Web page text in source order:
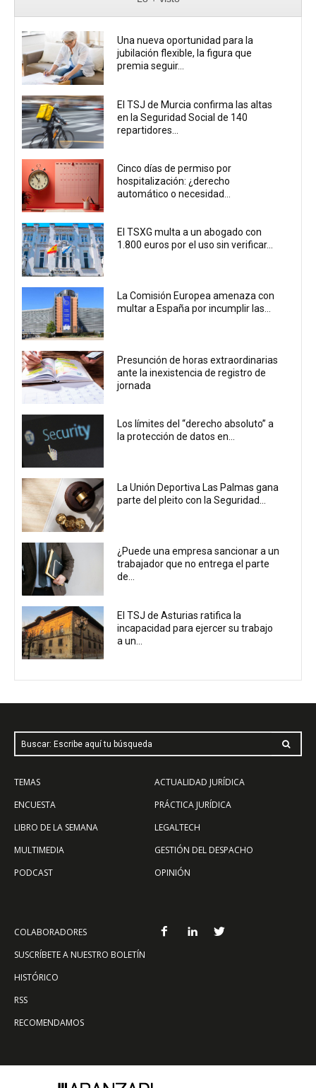
Una nueva oportunidad para la
jubilación flexible, la figura que
premia seguir...
El TSJ de Murcia confirma las altas
en la Seguridad Social de 140
repartidores...
Cinco días de permiso por
hospitalización: ¿derecho
automático o necesidad...
El TSXG multa a un abogado con
1.800 euros por el uso sin verificar...
La Comisión Europea amenaza con
multar a España por incumplir las...
Presunción de horas extraordinarias
ante la inexistencia de registro de
jornada
Los límites del “derecho absoluto” a
la protección de datos en...
La Unión Deportiva Las Palmas gana
parte del pleito con la Seguridad...
¿Puede una empresa sancionar a un
trabajador que no entrega el parte
de...
El TSJ de Asturias ratifica la
incapacidad para ejercer su trabajo
a un...
Buscar: Escribe aquí tu búsqueda
TEMAS
ENCUESTA
LIBRO DE LA SEMANA
MULTIMEDIA
PODCAST
ACTUALIDAD JURÍDICA
PRÁCTICA JURÍDICA
LEGALTECH
GESTIÓN DEL DESPACHO
OPINIÓN
COLABORADORES
SUSCRÍBETE A NUESTRO BOLETÍN
HISTÓRICO
RSS
RECOMENDAMOS